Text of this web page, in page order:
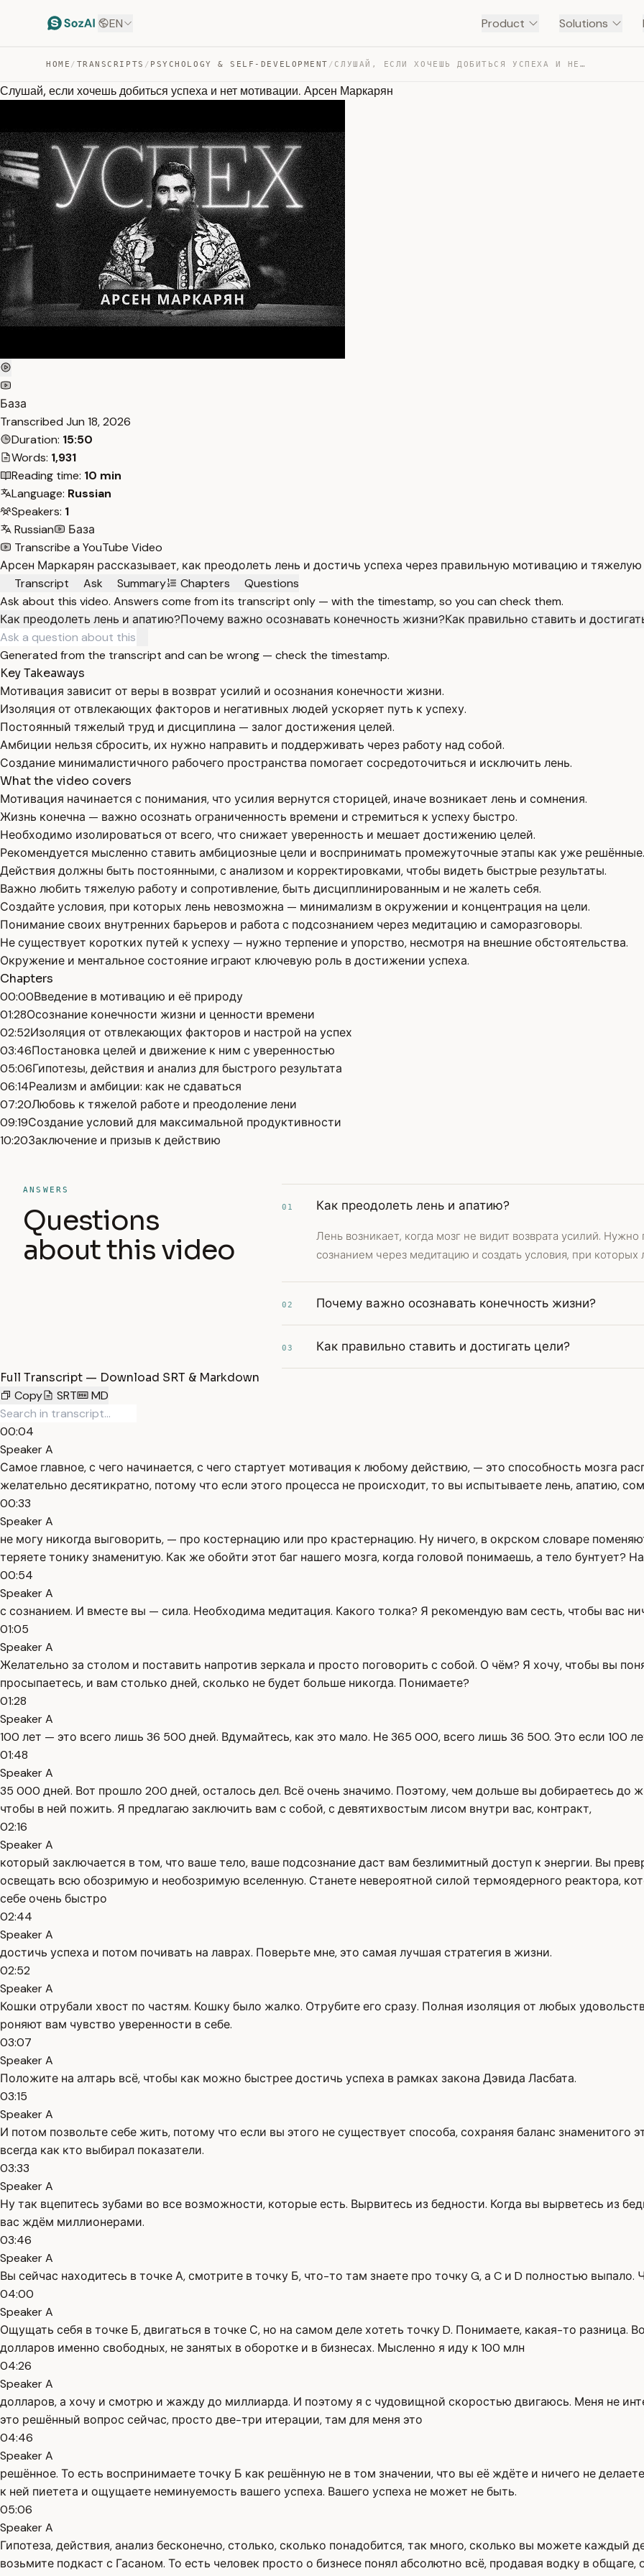
EN Product Solutions
HOME / TRANSCRIPTS / PSYCHOLOGY & SELF-DEVELOPMENT / СЛУШАЙ, ЕСЛИ ХОЧЕШЬ ДОБИТЬСЯ УСПЕХА И НЕТ МОТИВАЦИИ. АР… — TRANSCRIPT
Слушай, если хочешь добиться успеха и нет мотивации. Арсен Маркарян
База
Transcribed Jun 18, 2026
Duration: 15:50
Words: 1,931
Reading time: 10 min
Language: Russian
Speakers: 1
Russian
База
Transcribe a YouTube Video
Арсен Маркарян рассказывает, как преодолеть лень и достичь успеха через правильную мотивацию и тяжелую
Transcript
Ask Summary Chapters
Questions
Ask about this video. Answers come from its transcript only — with the timestamp, so you can check them.
Как преодолеть лень и апатию?Почему важно осознавать конечность жизни?Как правильно ставить и
Generated from the transcript and can be wrong — check the timestamp.
Key Takeaways
Мотивация зависит от веры в возврат усилий и осознания конечности жизни.
Изоляция от отвлекающих факторов и негативных людей ускоряет путь к успеху.
Постоянный тяжелый труд и дисциплина — залог достижения целей.
Амбиции нельзя сбросить, их нужно направить и поддерживать через работу над собой.
Создание минималистичного рабочего пространства помогает сосредоточиться и исключить лень.
What the video covers
Мотивация начинается с понимания, что усилия вернутся сторицей, иначе возникает лень и сомнения.
Жизнь конечна — важно осознать ограниченность времени и стремиться к успеху быстро.
Необходимо изолироваться от всего, что снижает уверенность и мешает достижению целей.
Рекомендуется мысленно ставить амбициозные цели и воспринимать промежуточные этапы как уже решённые.
Действия должны быть постоянными, с анализом и корректировками, чтобы видеть быстрые результаты.
Важно любить тяжелую работу и сопротивление, быть дисциплинированным и не жалеть себя.
Создайте условия, при которых лень невозможна — минимализм в окружении и концентрация на цели.
Понимание своих внутренних барьеров и работа с подсознанием через медитацию и саморазговоры.
Не существует коротких путей к успеху — нужно терпение и упорство, несмотря на внешние обстоятельства.
Окружение и ментальное состояние играют ключевую роль в достижении успеха.
Chapters
00:00Введение в мотивацию и её природу
01:28Осознание конечности жизни и ценности времени
02:52Изоляция от отвлекающих факторов и настрой на успех
03:46Постановка целей и движение к ним с уверенностью
05:06Гипотезы, действия и анализ для быстрого результата
06:14Реализм и амбиции: как не сдаваться
07:20Любовь к тяжелой работе и преодоление лени
09:19Создание условий для максимальной продуктивности
10:20Заключение и призыв к действию
ANSWERS
Questions
about this video
01 Как преодолеть лень и апатию?
Лень возникает, когда мозг не видит возврата усилий.
сознанием через медитацию и создать условия, при
02 Почему важно осознавать конечность жизни?
03 Как правильно ставить и достигать цели?
Full Transcript — Download SRT & Markdown
Copy
SRT MD
00:04
Speaker A
Самое главное, с чего начинается, с чего стартует мотивация к любому действию, — это способность мозга
желательно десятикратно, потому что если этого процесса не происходит, то вы испытываете лень, апатию,
00:33
Speaker A
не могу никогда выговорить, — про костернацию или про крастернацию. Ну ничего, в окрском словаре
теряете тонику знаменитую. Как же обойти этот баг нашего мозга, когда головой понимаешь, а тело бунтует?
00:54
Speaker A
с сознанием. И вместе вы — сила. Необходима медитация. Какого толка? Я рекомендую вам сесть, чтобы вас
01:05
Speaker A
Желательно за столом и поставить напротив зеркала и просто поговорить с собой. О чём? Я хочу, чтобы вы
просыпаетесь, и вам столько дней, сколько не будет больше никогда. Понимаете?
01:28
Speaker A
100 лет — это всего лишь 36 500 дней. Вдумайтесь, как это мало. Не 365 000, всего лишь 36 500. Это если 100
01:48
Speaker A
35 000 дней. Вот прошло 200 дней, осталось дел. Всё очень значимо. Поэтому, чем дольше вы добираетесь до
чтобы в ней пожить. Я предлагаю заключить вам с собой, с девятихвостым лисом внутри вас, контракт,
02:16
Speaker A
который заключается в том, что ваше тело, ваше подсознание даст вам безлимитный доступ к энергии. Вы
освещать всю обозримую и необозримую вселенную. Станете невероятной силой термоядерного реактора,
себе очень быстро
02:44
Speaker A
достичь успеха и потом почивать на лаврах. Поверьте мне, это самая лучшая стратегия в жизни.
02:52
Speaker A
Кошки отрубали хвост по частям. Кошку было жалко. Отрубите его сразу. Полная изоляция от любых
роняют вам чувство уверенности в себе.
03:07
Speaker A
Положите на алтарь всё, чтобы как можно быстрее достичь успеха в рамках закона Дэвида Ласбата.
03:15
Speaker A
И потом позвольте себе жить, потому что если вы этого не существует способа, сохраняя баланс знаменитого
всегда как кто выбирал показатели.
03:33
Speaker A
Ну так вцепитесь зубами во все возможности, которые есть. Вырвитесь из бедности. Когда вы вырветесь из
вас ждём миллионерами.
03:46
Speaker A
Вы сейчас находитесь в точке А, смотрите в точку Б, что-то там знаете про точку G, а C и D полностью
04:00
Speaker A
Ощущать себя в точке Б, двигаться в точке С, но на самом деле хотеть точку D. Понимаете, какая-то
долларов именно свободных, не занятых в оборотке и в бизнесах. Мысленно я иду к 100 млн
04:26
Speaker A
долларов, а хочу и смотрю и жажду до миллиарда. И поэтому я с чудовищной скоростью двигаюсь. Меня не
это решённый вопрос сейчас, просто две-три итерации, там для меня это
04:46
Speaker A
решённое. То есть воспринимаете точку Б как решённую не в том значении, что вы её ждёте и ничего не
к ней пиетета и ощущаете неминуемость вашего успеха. Вашего успеха не может не быть.
05:06
Speaker A
Гипотеза, действия, анализ бесконечно, столько, сколько понадобится, так много, сколько вы можете каждый
возьмите подкаст с Гасаном. То есть человек просто о бизнесе понял абсолютно всё, продавая водку в общаге,